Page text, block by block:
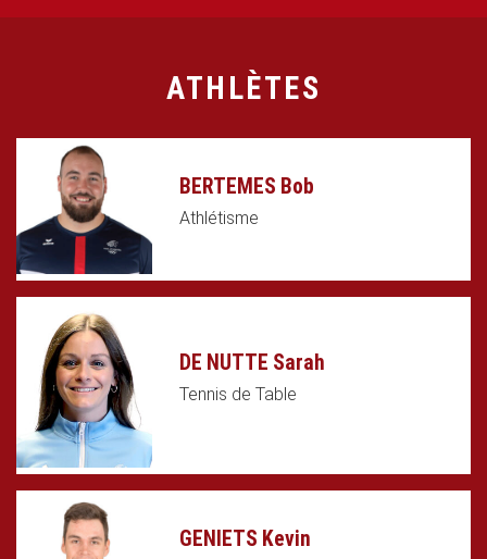
ATHLÈTES
BERTEMES Bob
Athlétisme
DE NUTTE Sarah
Tennis de Table
GENIETS Kevin